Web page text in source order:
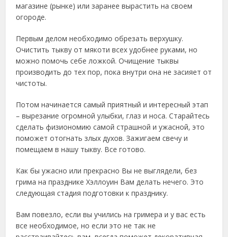
магазине (рынке) или заранее вырастить на своем
огороде.
Первым делом необходимо обрезать верхушку.
Очистить тыкву от мякоти всех удобнее руками, но
можно помочь себе ложкой. Очищение тыквы
производить до тех пор, пока внутри она не засияет от
чистоты.
Потом начинается самый приятный и интересный этап
– вырезание огромной улыбки, глаз и носа. Старайтесь
сделать физиономию самой страшной и ужасной, это
поможет отогнать злых духов. Зажигаем свечу и
помещаем в нашу тыкву. Все готово.
Как бы ужасно или прекрасно Вы не выглядели, без
грима на празднике Хэллоуин Вам делать нечего. Это
следующая стадия подготовки к празднику.
Вам повезло, если вы учились на гримера и у вас есть
все необходимое, но если это не так не